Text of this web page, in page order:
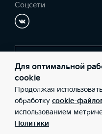
Соцсети
© 2026 Юридические лица
Октябрьский, ул. Северная,
ИНН: 7724566883; ОГРН:
СНГ» (Фактический адрес:
301 08 80; ИНН: 7728674093;
Для оптимальной
cookie
Продолжая
обработку cookie-
использованием
Политики